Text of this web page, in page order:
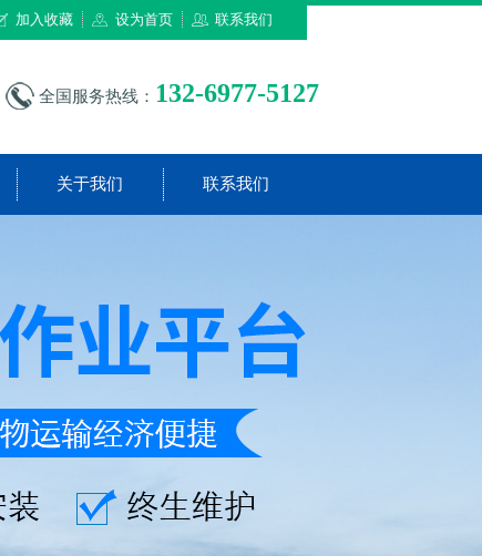
加入收藏 设为首页 联系我们
全国服务热线： 132-6977-5127
关于我们 联系我们